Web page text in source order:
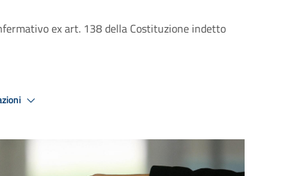
ex art. 138 della Costituzione indetto